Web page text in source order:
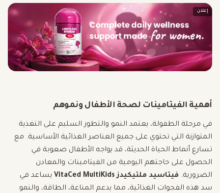
إعلان
أهمية الفيتامينات لصحة الأطفال ونموهم
في مرحلة الطفولة، يعتمد النمو والتطور السليم على التغذية
المتوازنة التي تحتوي على جميع العناصر الغذائية الأساسية. مع
تسارع أنماط الحياة الحديثة، قد يواجه الأطفال صعوبة في
الحصول على حاجتهم اليومية من الفيتامينات والمعادن
الضرورية. فيتاسيد ملتيكيدز VitaCed MultiKids
يساعد في
سد هذه الفجوات الغذائية، مما يدعم المناعة، الطاقة، والنمو